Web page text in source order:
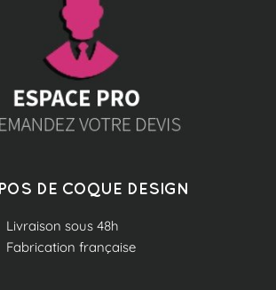
DE COQUE DESIGN
Livraison sous 48h
Fabrication française